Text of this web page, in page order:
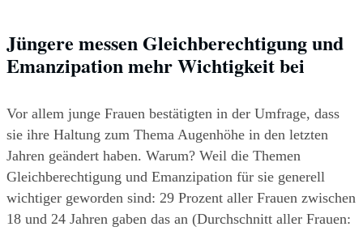
Jüngere messen Gleichberechtigung und
Emanzipation mehr Wichtigkeit bei
Vor allem junge Frauen bestätigten in der Umfrage, dass
sie ihre Haltung zum Thema Augenhöhe in den letzten
Jahren geändert haben. Warum? Weil die Themen
Gleichberechtigung und Emanzipation für sie generell
wichtiger geworden sind: 29 Prozent aller Frauen zwischen
18 und 24 Jahren gaben das an (Durchschnitt aller Frauen: